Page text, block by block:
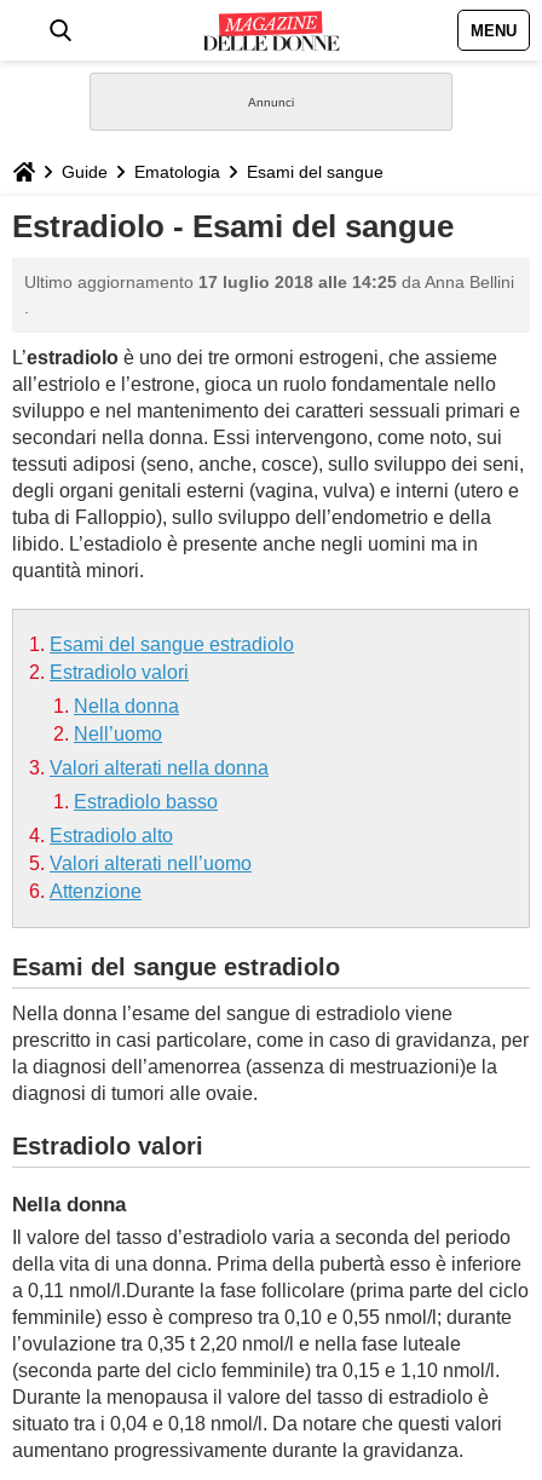
MENU
STILE
BIOGRAFIE
GASTRONOMIA
CAPELLI
SESSO
BAMBINO
DIETA
GUIDE
FORUM
Guide Ematologia Esami del sangue
Estradiolo - Esami del sangue
Ultimo aggiornamento 17 luglio 2018 alle 14:25 da Anna Bellini
L’estradiolo è uno dei tre ormoni estrogeni, che assieme
all’estriolo e l’estrone, gioca un ruolo fondamentale nello
sviluppo e nel mantenimento dei caratteri sessuali primari e
secondari nella donna. Essi intervengono, come noto, sui
tessuti adiposi (seno, anche, cosce), sullo sviluppo dei seni,
degli organi genitali esterni (vagina, vulva) e interni (utero e
tuba di Falloppio), sullo sviluppo dell’endometrio e della
libido. L’estadiolo è presente anche negli uomini ma in
quantità minori.
Esami del sangue estradiolo
Estradiolo valori
Nella donna
Nell’uomo
Valori alterati nella donna
Estradiolo basso
Estradiolo alto
Valori alterati nell’uomo
Attenzione
Esami del sangue estradiolo
Nella donna l’esame del sangue di estradiolo viene
prescritto in casi particolare, come in caso di gravidanza, per
la diagnosi dell’amenorrea (assenza di mestruazioni)e la
diagnosi di tumori alle ovaie.
Estradiolo valori
Nella donna
Il valore del tasso d’estradiolo varia a seconda del periodo
della vita di una donna. Prima della pubertà esso è inferiore
a 0,11 nmol/l.Durante la fase follicolare (prima parte del ciclo
femminile) esso è compreso tra 0,10 e 0,55 nmol/l; durante
l’ovulazione tra 0,35 t 2,20 nmol/l e nella fase luteale
(seconda parte del ciclo femminile) tra 0,15 e 1,10 nmol/l.
Durante la menopausa il valore del tasso di estradiolo è
situato tra i 0,04 e 0,18 nmol/l. Da notare che questi valori
aumentano progressivamente durante la gravidanza.